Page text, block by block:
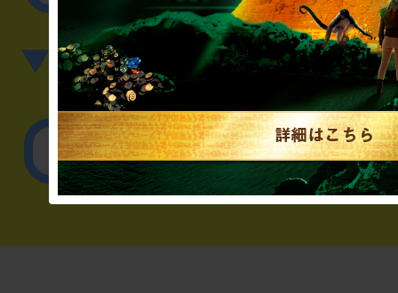
▼英語、中国語でのお問
English／